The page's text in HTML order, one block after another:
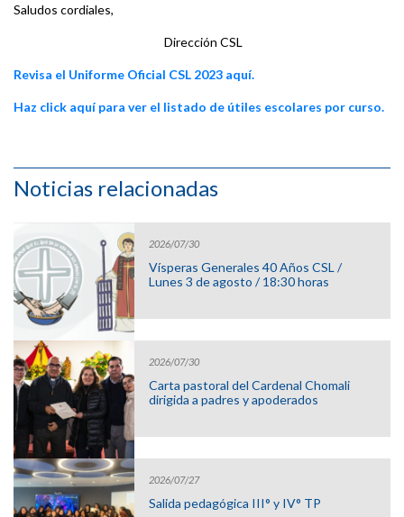
Saludos cordiales,
Dirección CSL
Revisa el Uniforme Oficial CSL 2023 aquí.
Haz click aquí para ver el listado de útiles escolares por curso.
Noticias relacionadas
2026/07/30
Vísperas Generales 40 Años CSL /
Lunes 3 de agosto / 18:30 horas
2026/07/30
Carta pastoral del Cardenal Chomali
dirigida a padres y apoderados
2026/07/27
Salida pedagógica III° y IV° TP